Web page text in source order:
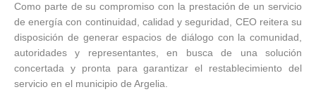
Como parte de su compromiso con la prestación de un servicio
de energía con continuidad, calidad y seguridad, CEO reitera su
disposición de generar espacios de diálogo con la comunidad,
autoridades y representantes, en busca de una solución
concertada y pronta para garantizar el restablecimiento del
servicio en el municipio de Argelia.